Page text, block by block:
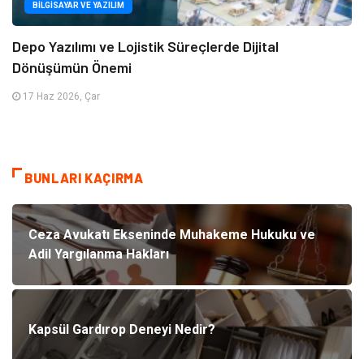
BILGISAYAR VE YAZILIM
Depo Yazılımı ve Lojistik Süreçlerde Dijital
Dönüşümün Önemi
17 Haz 2026, Çar
BUNLARI KAÇIRMA
Ceza Avukatı Ekseninde Muhakeme Hukuku ve
Adil Yargılanma Hakları
Kapsül Gardırop Deneyi Nedir?